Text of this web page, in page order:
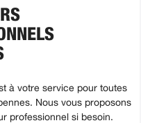
à votre service pour toutes
Nous vous proposons
professionnel si besoin.